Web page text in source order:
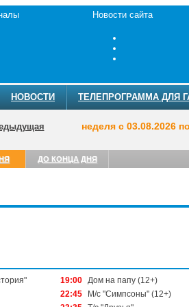
Новости сайта
НОВОСТИ ТЕЛЕПРОГРАММА ДЛЯ
неделя с 03.08.2026
ДО КОНЦА ДНЯ
19:00 Дом на папу (12+)
22:45
М/с "Симпсоны" (12+)